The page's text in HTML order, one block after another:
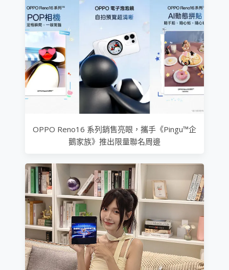
OPPO Reno16 系列銷售亮眼，攜手《Pingu™企
鵝家族》推出限量聯名周邊